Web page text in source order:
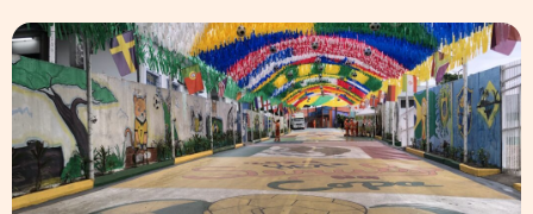
Rua da Copa na Compensa: Os preparativos da Semulsp